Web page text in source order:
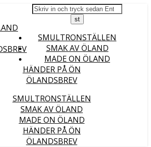
SMULTRONSTÄLLEN
SMAK AV ÖLAND
MADE ON ÖLAND
HÄNDER PÅ ÖN
ÖLANDSBREV
SMULTRONSTÄLLEN
SMAK AV ÖLAND
MADE ON ÖLAND
HÄNDER PÅ ÖN
ÖLANDSBREV